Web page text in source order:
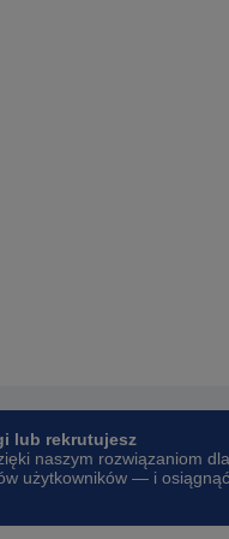
lub rekrutujesz
naszym rozwiązaniom dla
użytkowników — i osiągnąć